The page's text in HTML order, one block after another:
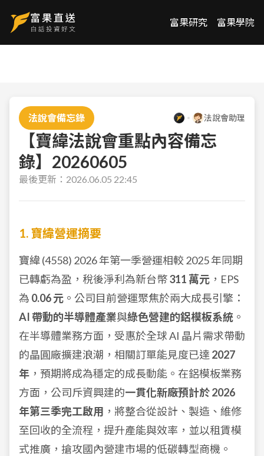
富果研究 富果學院
法說會備忘錄 法說會助理
【寶緯法說會重點內容備忘
錄】20260605
最後更新： 2026.06.05 22:45
1. 寶緯營運摘要
寶緯 (4558) 2026 年第一季營運相較 2025 年同期
已轉虧為盈，稅後淨利為新台幣311 萬元 ，EPS
為 0.06 元 。公司目前營運聚焦於兩大成長引擎：
AI 帶動的半導體產業與綠色營建的鋁模板系統 。
在半導體業務方面，受惠於全球 AI 晶片需求帶動
的晶圓廠擴建浪潮，相關訂單能見度已達 2027
年 ，預期將成為穩定的成長動能。在鋁模板業務
方面，公司斥資興建的一貫化新廠預計於 2026
年第三季完工啟用 ，將整合從設計、製造、維修
至回收的全流程，提升產能與效率，並以租賃模
式推廣，搶攻國內營建市場的低碳轉型商機。